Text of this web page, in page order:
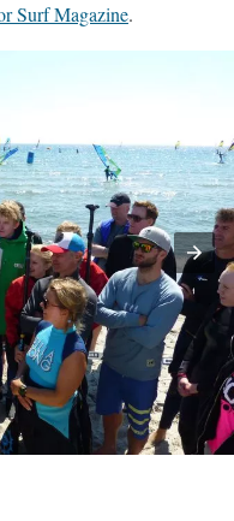
Surf Magazine.